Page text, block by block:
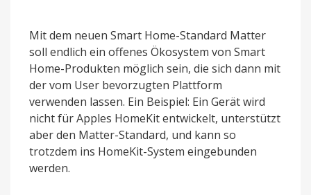
Mit dem neuen Smart Home-Standard Matter
soll endlich ein offenes Ökosystem von Smart
Home-Produkten möglich sein, die sich dann mit
der vom User bevorzugten Plattform
verwenden lassen. Ein Beispiel: Ein Gerät wird
nicht für Apples HomeKit entwickelt, unterstützt
aber den Matter-Standard, und kann so
trotzdem ins HomeKit-System eingebunden
werden.